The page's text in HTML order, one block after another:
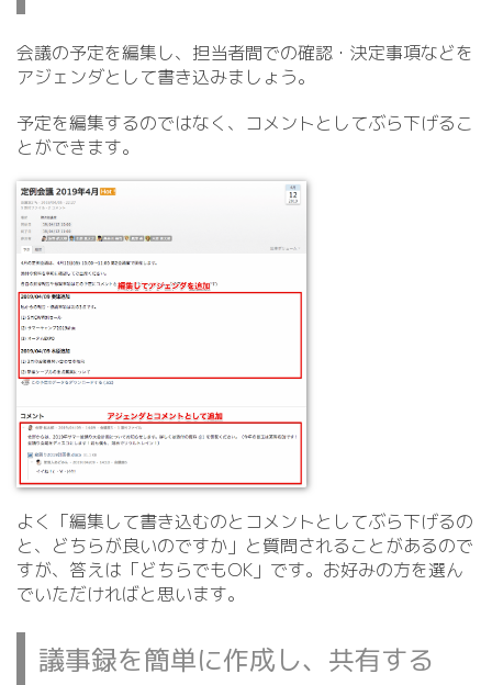
会議の予定を編集し、担当者間での確認・決定事項などを
アジェンダとして書き込みましょう。
予定を編集するのではなく、コメントとしてぶら下げるこ
とができます。
よく「編集して書き込むのとコメントとしてぶら下げるの
と、どちらが良いのですか」と質問されることがあるので
すが、答えは「どちらでもOK」です。お好みの方を選ん
でいただければと思います。
議事録を簡単に作成し、共有する